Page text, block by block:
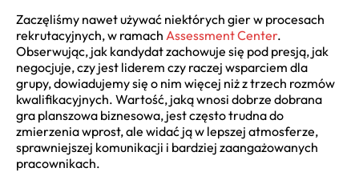
Zaczęliśmy nawet używać niektórych gier w procesach
rekrutacyjnych, w ramach Assessment Center.
Obserwując, jak kandydat zachowuje się pod presją, jak
negocjuje, czy jest liderem czy raczej wsparciem dla
grupy, dowiadujemy się o nim więcej niż z trzech rozmów
kwalifikacyjnych. Wartość, jaką wnosi dobrze dobrana
gra planszowa biznesowa, jest często trudna do
zmierzenia wprost, ale widać ją w lepszej atmosferze,
sprawniejszej komunikacji i bardziej zaangażowanych
pracownikach.